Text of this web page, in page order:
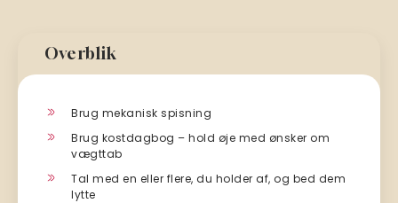
Overblik
Brug mekanisk spisning
Brug kostdagbog – hold øje med ønsker om
vægttab
Tal med en eller flere, du holder af, og bed dem
lytte